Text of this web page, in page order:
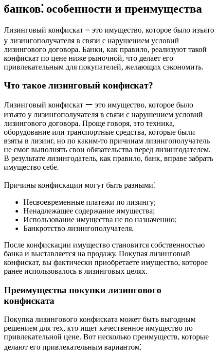
банков⁚ особенности и преимущества
Лизинговый конфискат ౼ это имущество, которое было изъято
у лизингополучателя в связи с нарушением условий
лизингового договора. Банки, как правило, реализуют такой
конфискат по цене ниже рыночной, что делает его
привлекательным для покупателей, желающих сэкономить.
Что такое лизинговый конфискат?
Лизинговый конфискат ー это имущество, которое было
изъято у лизингополучателя в связи с нарушением условий
лизингового договора. Проще говоря, это техника,
оборудование или транспортные средства, которые были
взяты в лизинг, но по каким-то причинам лизингополучатель
не смог выполнять свои обязательства перед лизингодателем.
В результате лизингодатель, как правило, банк, вправе забрать
имущество себе.
Причины конфискации могут быть разными⁚
Несвоевременные платежи по лизингу;
Ненадлежащее содержание имущества;
Использование имущества не по назначению;
Банкротство лизингополучателя.
После конфискации имущество становится собственностью
банка и выставляется на продажу. Покупая лизинговый
конфискат, вы фактически приобретаете имущество, которое
ранее использовалось в лизинговых целях.
Преимущества покупки лизингового
конфиската
Покупка лизингового конфиската может быть выгодным
решением для тех, кто ищет качественное имущество по
привлекательной цене. Вот несколько преимуществ, которые
делают его привлекательным вариантом⁚